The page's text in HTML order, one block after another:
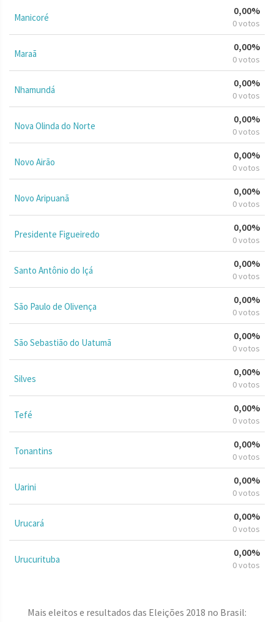
Manicoré
0,00%
0 votos
Maraã
0,00%
0 votos
Nhamundá
0,00%
0 votos
Nova Olinda do Norte
0,00%
0 votos
Novo Airão
0,00%
0 votos
Novo Aripuanã
0,00%
0 votos
Presidente Figueiredo
0,00%
0 votos
Santo Antônio do Içá
0,00%
0 votos
São Paulo de Olivença
0,00%
0 votos
São Sebastião do Uatumã
0,00%
0 votos
Silves
0,00%
0 votos
Tefé
0,00%
0 votos
Tonantins
0,00%
0 votos
Uarini
0,00%
0 votos
Urucará
0,00%
0 votos
Urucurituba
0,00%
0 votos
Mais eleitos e resultados das Eleições 2018 no Brasil: